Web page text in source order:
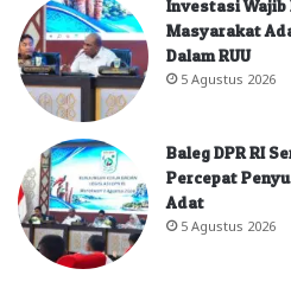
Investasi
Masyarakat
Dalam RUU
5 Agustus 2026
Baleg DPR RI
Percepat
Adat
5 Agustus 2026